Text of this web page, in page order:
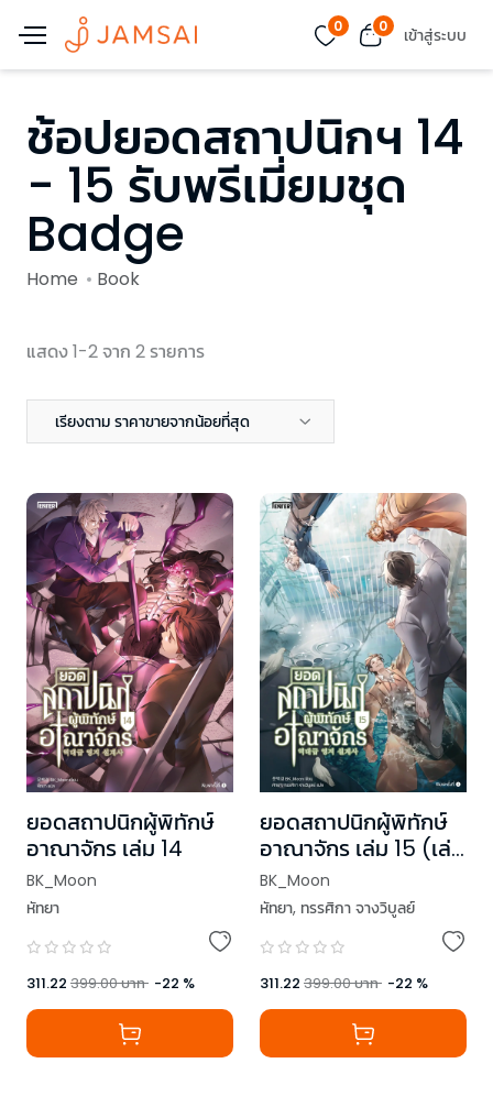
0 0 เข้าสู่ระบบ
ช้อปยอดสถาปนิกฯ 14
- 15 รับพรีเมี่ยมชุด
Badge
Home Book
แสดง 1-2 จาก 2 รายการ
เรียงตาม ราคาขายจากน้อยที่สุด
ยอดสถาปนิกผู้พิทักษ์
อาณาจักร เล่ม 14
BK_Moon
หัทยา
311.22 399.00บาท -22 %
ยอดสถาปนิกผู้พิทักษ์
อาณาจักร เล่ม 15 (เล่ม
จบ)
BK_Moon
หัทยา, ทรรศิกา จางวิบูลย์
311.22 399.00บาท -22 %